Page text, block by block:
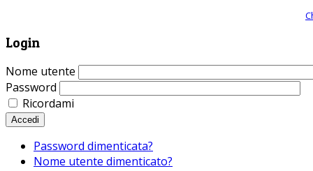
Login
Nome utente
Password
Ricordami
Accedi
Password dimenticata?
Nome utente dimenticato?